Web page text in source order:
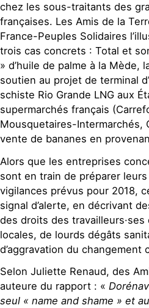
chez les sous-traitants des
françaises. Les Amis de la
France-Peuples Solidaires
trois cas concrets : Total et
» d’huile de palme à la Mède,
soutien au projet de terminal
schiste Rio Grande LNG aux
supermarchés français
Mousquetaires-Intermarchés,
vente de bananes en
Alors que les entreprises
sont en train de préparer
vigilances prévus pour 2018,
signal d’alerte, en décrivant
des droits des
locales, de lourds dégâts
d’aggravation du changement
Selon Juliette Renaud, des
auteure du rapport : «
seul « name and shame » et